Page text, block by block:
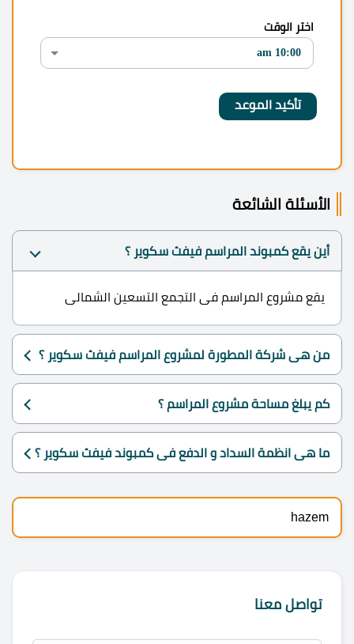
اختر الوقت
الأسئلة الشائعة
أين يقع كمبوند المراسم فيفث سكوير ؟
يقع مشروع المراسم فى التجمع التسعين الشمالى
من هى شركة المطورة لمشروع المراسم فيفث سكوير ؟
كم يبلغ مساحة مشروع المراسم ؟
ما هى انظمة السداد و الدفع فى كمبوند فيفث سكوير ؟
hazem
تواصل معنا